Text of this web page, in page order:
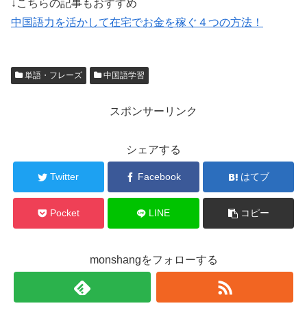
↓こちらの記事もおすすめ
中国語力を活かして在宅でお金を稼ぐ４つの方法！
単語・フレーズ 中国語学習
スポンサーリンク
シェアする
Twitter Facebook はてブ
Pocket LINE コピー
monshangをフォローする